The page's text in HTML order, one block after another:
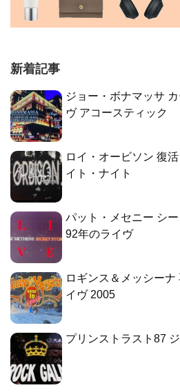
新着記事
ジョー・ボナマッサ
ヴ アコースティック
ロイ・オービソン 復
イト・ナイト
パット・メセニー シ
92年のライヴ
ロギンス＆メッシー
イヴ 2005
プリンストラスト87